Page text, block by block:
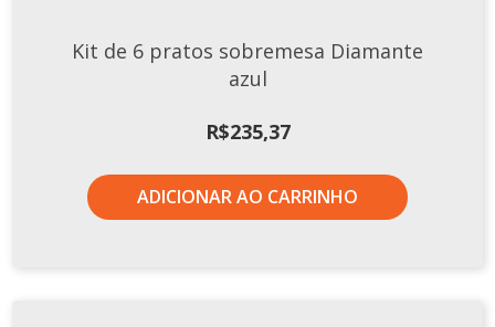
Kit de 6 pratos sobremesa Diamante
azul
R$235,37
ADICIONAR AO CARRINHO